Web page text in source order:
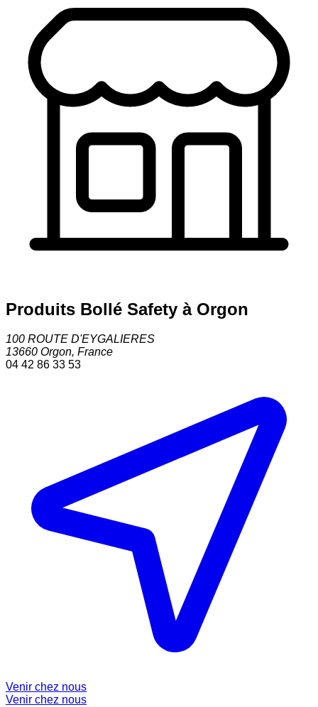
Produits Bollé Safety à Orgon
100 ROUTE D'EYGALIERES
13660 Orgon, France
04 42 86 33 53
Venir chez nous
Venir chez nous